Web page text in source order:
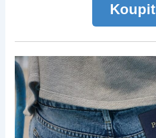
Koupit